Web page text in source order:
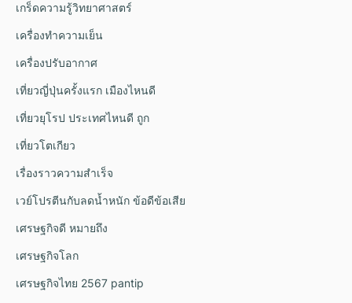
เกร็ดความรู้วิทยาศาสตร์
เครื่องทำความเย็น
เครื่องปรับอากาศ
เที่ยวญี่ปุ่นครั้งแรก เมืองไหนดี
เที่ยวยุโรป ประเทศไหนดี ถูก
เที่ยวโตเกียว
เรื่องราวความสำเร็จ
เวย์โปรตีนกับลดน้ำหนัก ข้อดีข้อเสีย
เศรษฐกิจดี หมายถึง
เศรษฐกิจโลก
เศรษฐกิจไทย 2567 pantip